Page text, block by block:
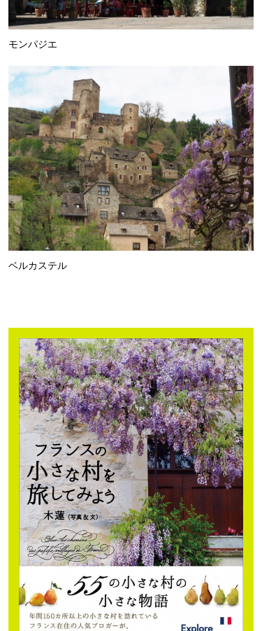
モンパジエ
ベルカステル